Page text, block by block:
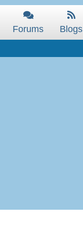
Forums Blogs